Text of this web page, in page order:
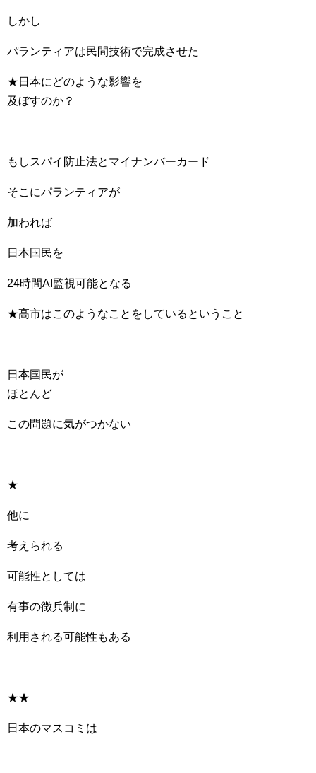
しかし
パランティアは民間技術で完成させた
★日本にどのような影響を
及ぼすのか？
もしスパイ防止法とマイナンバーカード
そこにパランティアが
加われば
日本国民を
24時間AI監視可能となる
★高市はこのようなことをしているということ
日本国民が
ほとんど
この問題に気がつかない
★
他に
考えられる
可能性としては
有事の徴兵制に
利用される可能性もある
★★
日本のマスコミは